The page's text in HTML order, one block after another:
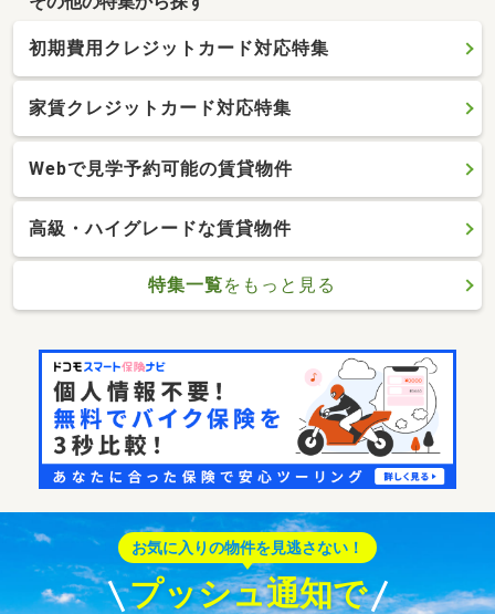
初期費用クレジットカード対応特集
家賃クレジットカード対応特集
Webで見学予約可能の賃貸物件
高級・ハイグレードな賃貸物件
特集一覧をもっと見る
お気に入りの物件を見逃さない！
プッシュ通知で